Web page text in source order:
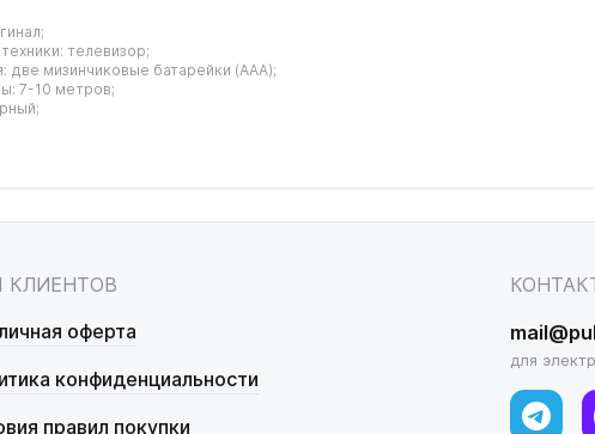
телевизор;
две мизинчиковые батарейки (AAA);
7-10 метров;
КЛИЕНТОВ
оферта
конфиденциальности
правил покупки
для